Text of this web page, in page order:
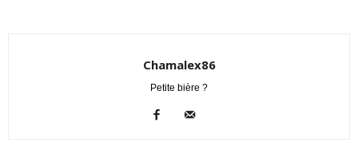
Chamalex86
Petite bière ?